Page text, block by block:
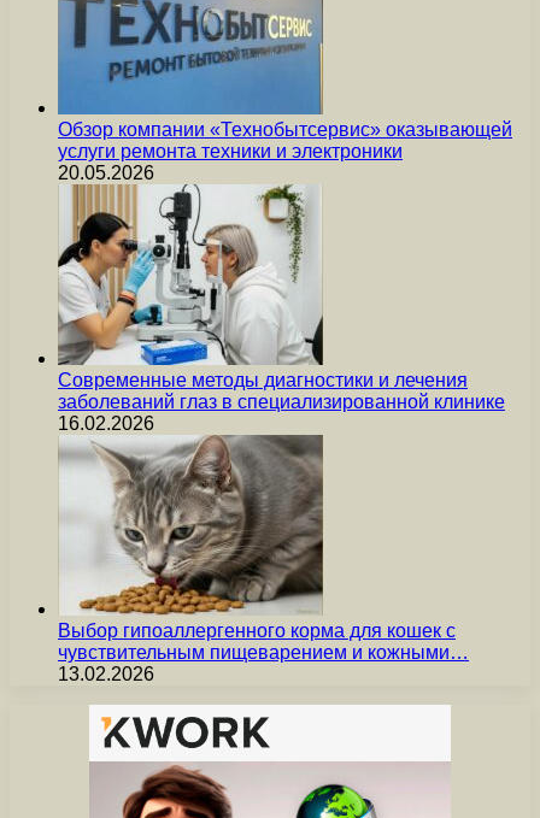
Обзор компании «Технобытсервис» оказывающей
услуги ремонта техники и электроники
20.05.2026
Современные методы диагностики и лечения
заболеваний глаз в специализированной клинике
16.02.2026
Выбор гипоаллергенного корма для кошек с
чувствительным пищеварением и кожными…
13.02.2026